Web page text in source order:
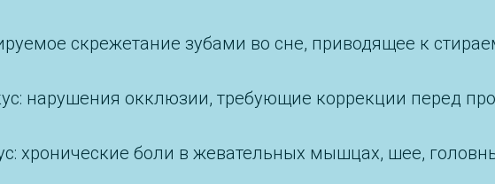
скрежетание зубами во сне, приводящее к
нарушения окклюзии, требующие коррекции перед
хронические боли в жевательных мышцах, шее,